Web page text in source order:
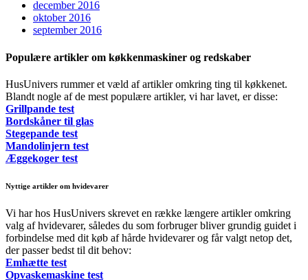
december 2016
oktober 2016
september 2016
Populære artikler om køkkenmaskiner og redskaber
HusUnivers rummer et væld af artikler omkring ting til køkkenet.
Blandt nogle af de mest populære artikler, vi har lavet, er disse:
Grillpande test
Bordskåner til glas
Stegepande test
Mandolinjern test
Æggekoger test
Nyttige artikler om hvidevarer
Vi har hos HusUnivers skrevet en række længere artikler omkring
valg af hvidevarer, således du som forbruger bliver grundig guidet i
forbindelse med dit køb af hårde hvidevarer og får valgt netop det,
der passer bedst til dit behov:
Emhætte test
Opvaskemaskine test